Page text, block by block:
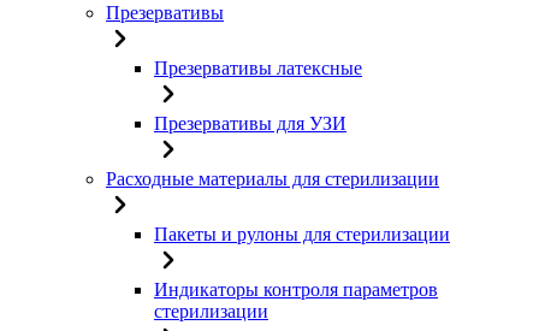
Презервативы
Презервативы латексные
Презервативы для УЗИ
Расходные материалы для стерилизации
Пакеты и рулоны для стерилизации
Индикаторы контроля параметров
стерилизации